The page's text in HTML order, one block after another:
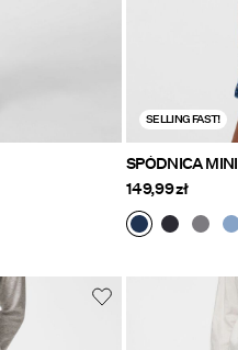
SELLING FAST!
SPÓDNICA MINI
149,99 zł